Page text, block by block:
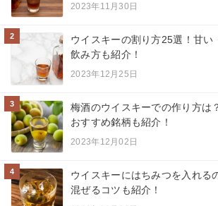
2023年11月30日
2
ウイスキーの割り方25選！甘い
飲み方も紹介！
2023年12月25日
3
梅酒のウイスキーでの作り方は
おすすめ銘柄も紹介！
2023年12月02日
4
ウイスキーにはちみつを入れる
混ぜるコツも紹介！